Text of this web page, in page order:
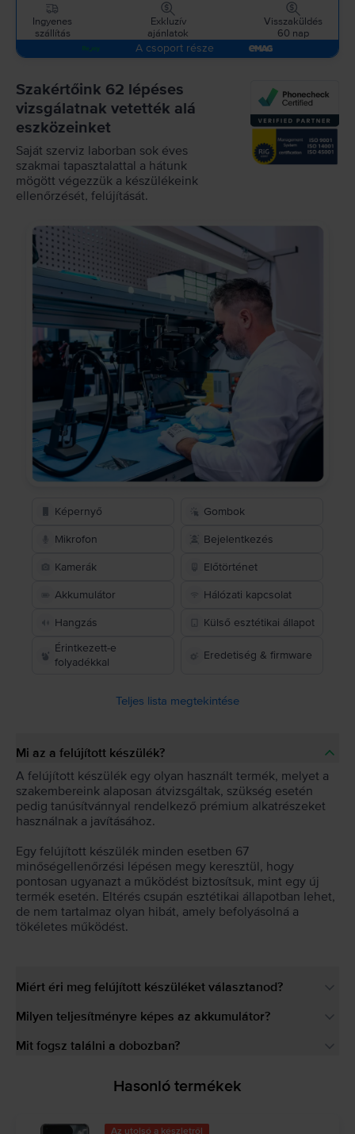
Ingyenes
szállítás
Exkluzív
ajánlatok
Visszaküldés
60 nap
A csoport része
Szakértőink 62 lépéses
vizsgálatnak vetették alá
eszközeinket
Saját szerviz laborban sok éves
szakmai tapasztalattal a hátunk
mögött végezzük a készülékeink
ellenőrzését, felújítását.
Képernyő Gombok
Mikrofon Bejelentkezés
Kamerák Előtörténet
Akkumulátor Hálózati kapcsolat
Hangzás
Külső esztétikai állapot
Érintkezett-e
folyadékkal
Eredetiség & firmware
Teljes lista megtekintése
Mi az a felújított készülék?
A felújított készülék egy olyan használt termék, melyet a
szakembereink alaposan átvizsgáltak, szükség esetén
pedig tanúsítvánnyal rendelkező prémium alkatrészeket
használnak a javításához.
Egy felújított készülék minden esetben 67
minőségellenőrzési lépésen megy keresztül, hogy
pontosan ugyanazt a működést biztosítsuk, mint egy új
termék esetén. Eltérés csupán esztétikai állapotban lehet,
de nem tartalmaz olyan hibát, amely befolyásolná a
tökéletes működést.
Miért éri meg felújított készüléket választanod?
Milyen teljesítményre képes az akkumulátor?
Mit fogsz találni a dobozban?
Hasonló termékek
Az utolsó a készletről